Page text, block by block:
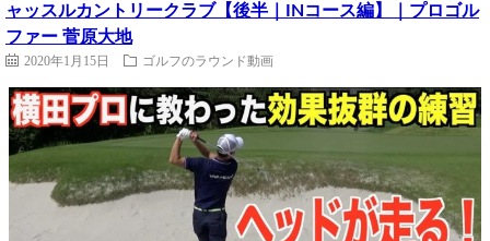
ャッスルカントリークラブ【後半｜INコース編】｜プロゴル
ファー 菅原大地
2020年1月15日 ゴルフのラウンド動画